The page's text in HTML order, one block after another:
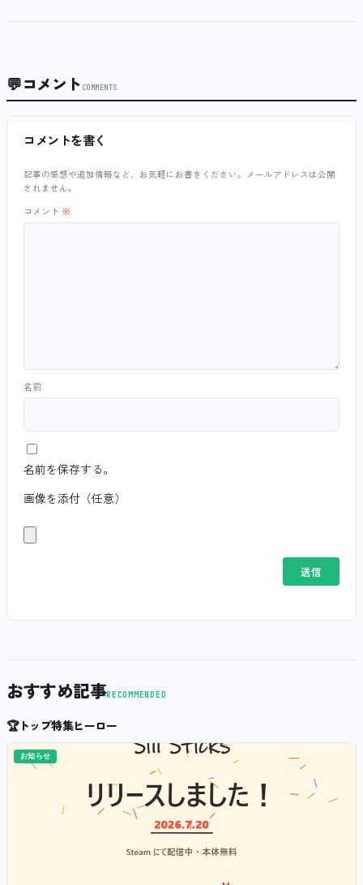
💬コメント COMMENTS
コメントを書く
記事の感想や追加情報など、お気軽にお書きください。メールアドレスは公開
されません。
コメント ※
名前
名前を保存する。
画像を添付（任意）
おすすめ記事RECOMMENDED
🏆トップ特集ヒーロー
お知らせ